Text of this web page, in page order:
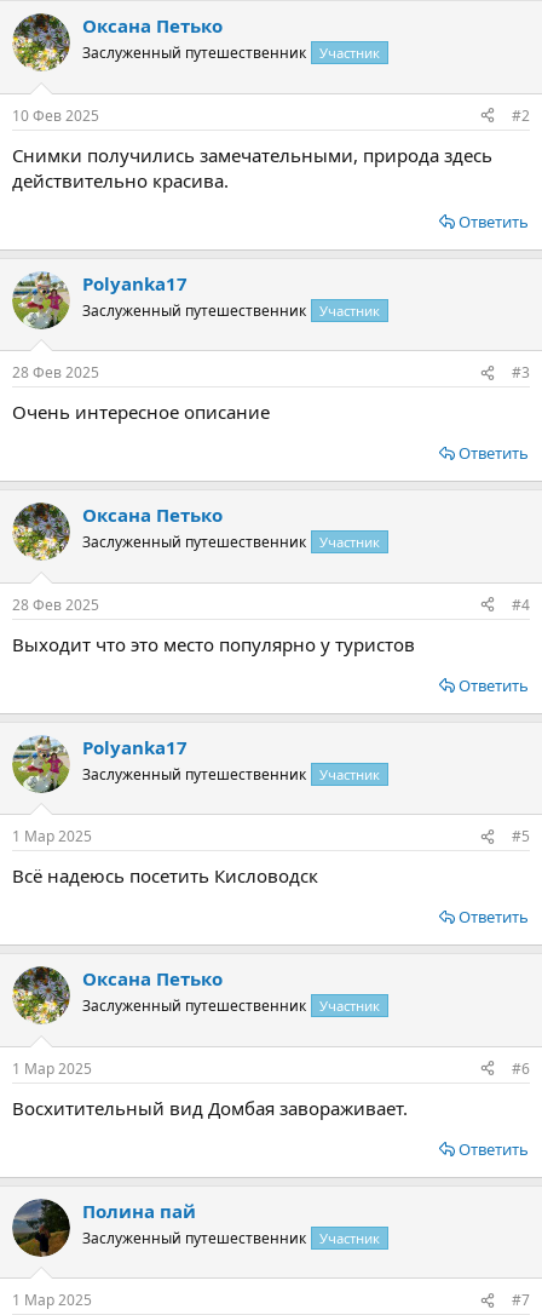
к
ц
и
Оксана Петько
Заслуженный путешественник Участник
10 Фев 2025 #2
Снимки получились замечательными, природа здесь
действительно красива.
Ответить
Polyanka17
Заслуженный путешественник Участник
28 Фев 2025 #3
Очень интересное описание
Ответить
Оксана Петько
Заслуженный путешественник Участник
28 Фев 2025 #4
Выходит что это место популярно у туристов
Ответить
Polyanka17
Заслуженный путешественник Участник
1 Мар 2025 #5
Всё надеюсь посетить Кисловодск
Ответить
Оксана Петько
Заслуженный путешественник Участник
1 Мар 2025 #6
Восхитительный вид Домбая завораживает.
Ответить
Полина пай
Заслуженный путешественник Участник
1 Мар 2025 #7